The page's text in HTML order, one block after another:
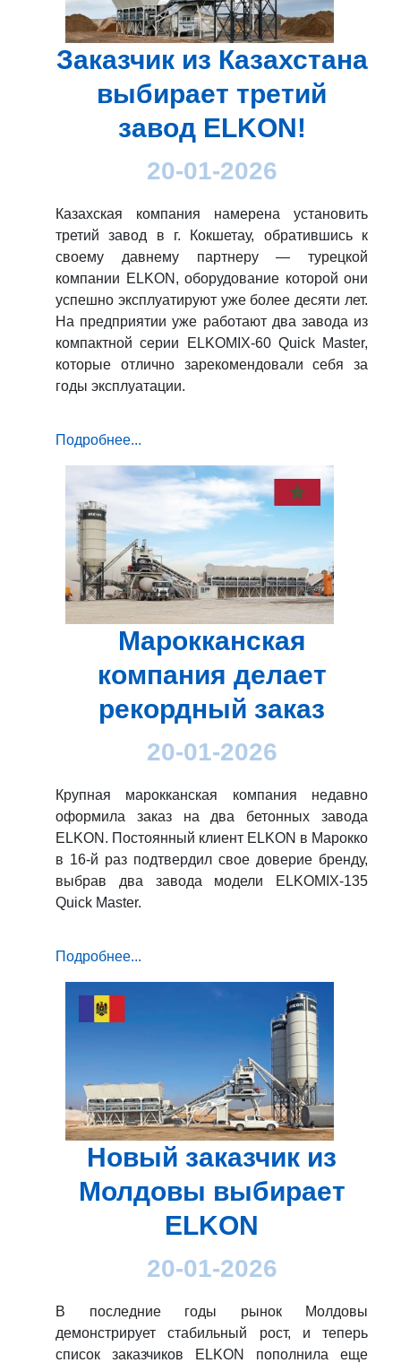
Заказчик из Казахстана
выбирает третий
завод ELKON!
20-01-2026
Казахская компания намерена установить
третий завод в г. Кокшетау, обратившись к
своему давнему партнеру — турецкой
компании ELKON, оборудование которой они
успешно эксплуатируют уже более десяти лет.
На предприятии уже работают два завода из
компактной серии ELKOMIX-60 Quick Master,
которые отлично зарекомендовали себя за
годы эксплуатации.
Подробнее...
Марокканская
компания делает
рекордный заказ
20-01-2026
Крупная марокканская компания недавно
оформила заказ на два бетонных завода
ELKON. Постоянный клиент ELKON в Марокко
в 16-й раз подтвердил свое доверие бренду,
выбрав два завода модели ELKOMIX-135
Quick Master.
Подробнее...
Новый заказчик из
Молдовы выбирает
ELKON
20-01-2026
В последние годы рынок Молдовы
демонстрирует стабильный рост, и теперь
список заказчиков ELKON пополнила еще